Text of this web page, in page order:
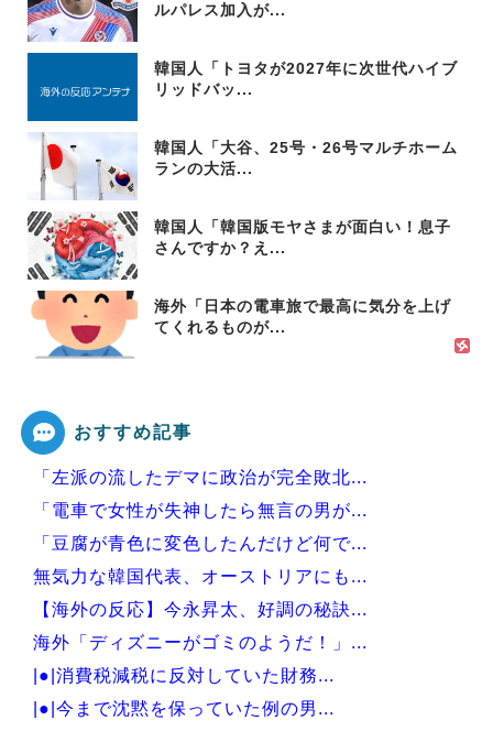
ルパレス加入が...
韓国人「トヨタが2027年に次世代ハイブ
リッドバッ...
韓国人「大谷、25号・26号マルチホーム
ランの大活...
韓国人「韓国版モヤさまが面白い！息子
さんですか？え...
海外「日本の電車旅で最高に気分を上げ
てくれるものが...
おすすめ記事
「左派の流したデマに政治が完全敗北...
「電車で女性が失神したら無言の男が...
「豆腐が青色に変色したんだけど何で...
無気力な韓国代表、オーストリアにも...
【海外の反応】今永昇太、好調の秘訣...
海外「ディズニーがゴミのようだ！」...
|●|消費税減税に反対していた財務...
|●|今まで沈黙を保っていた例の男...